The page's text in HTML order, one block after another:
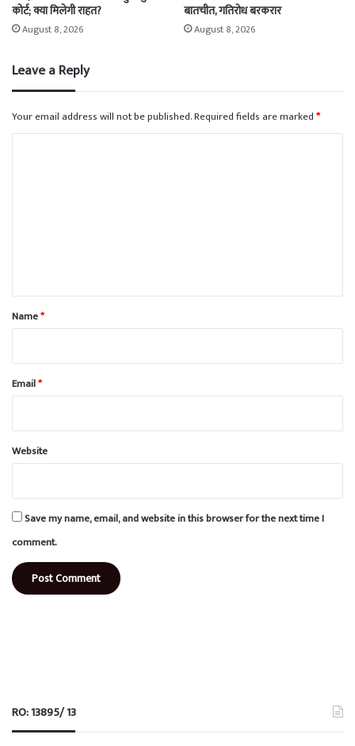
कोर्ट; क्या मिलेगी राहत?
August 8, 2026
बातचीत, गतिरोध बरकरार
August 8, 2026
Leave a Reply
Your email address will not be published.Required fields are marked*
*
Name*
Email*
Website
Save my name, email, and website in this browser for the next time I
comment.
RO: 13895/ 13